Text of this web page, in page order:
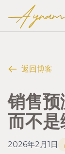
Ayram
返回博客
销售
而不
2026年2月1日